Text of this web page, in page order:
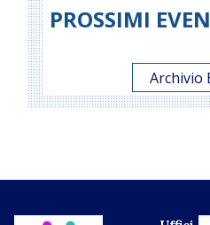
PROSSIMI
Archivio